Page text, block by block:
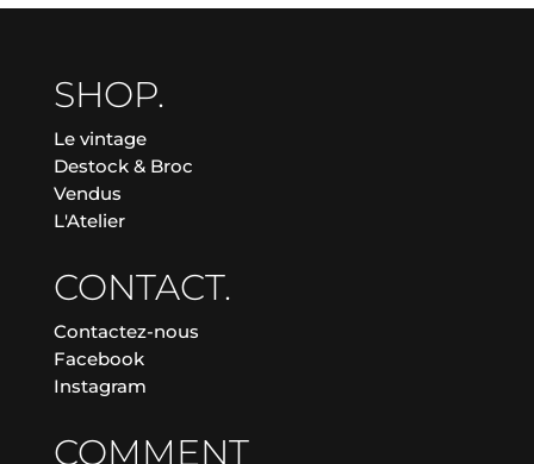
SHOP.
Le vintage
Destock & Broc
Vendus
L'Atelier
CONTACT.
Contactez-nous
Facebook
Instagram
COMMENT